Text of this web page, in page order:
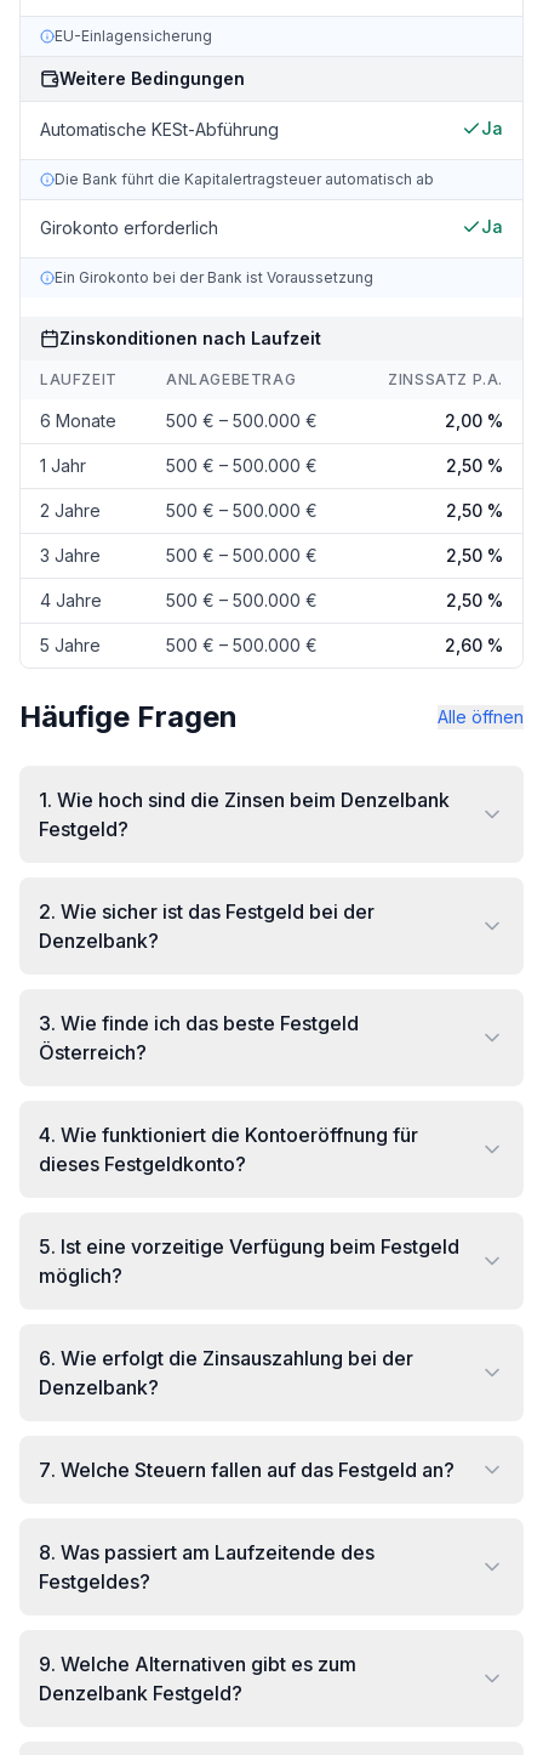
EU-Einlagensicherung
Weitere Bedingungen
Automatische KESt-Abführung Ja
Die Bank führt die Kapitalertragsteuer automatisch ab
Girokonto erforderlich Ja
Ein Girokonto bei der Bank ist Voraussetzung
Zinskonditionen nach Laufzeit
LAUFZEIT ANLAGEBETRAG ZINSSATZ P.A.
6 Monate 500 € – 500.000 € 2,00 %
1 Jahr 500 € – 500.000 € 2,50 %
2 Jahre 500 € – 500.000 € 2,50 %
3 Jahre 500 € – 500.000 € 2,50 %
4 Jahre 500 € – 500.000 € 2,50 %
5 Jahre 500 € – 500.000 € 2,60 %
Häufige Fragen Alle öffnen
1. Wie hoch sind die Zinsen beim Denzelbank
Festgeld?
2. Wie sicher ist das Festgeld bei der
Denzelbank?
3. Wie finde ich das beste Festgeld
Österreich?
4. Wie funktioniert die Kontoeröffnung für
dieses Festgeldkonto?
5. Ist eine vorzeitige Verfügung beim Festgeld
möglich?
6. Wie erfolgt die Zinsauszahlung bei der
Denzelbank?
7. Welche Steuern fallen auf das Festgeld an?
8. Was passiert am Laufzeitende des
Festgeldes?
9. Welche Alternativen gibt es zum
Denzelbank Festgeld?